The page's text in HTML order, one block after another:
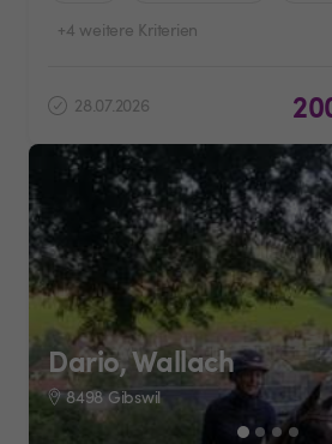
+4 weitere Kriterien
28.07.2026
Dario, Wallach
8498 Gibswil